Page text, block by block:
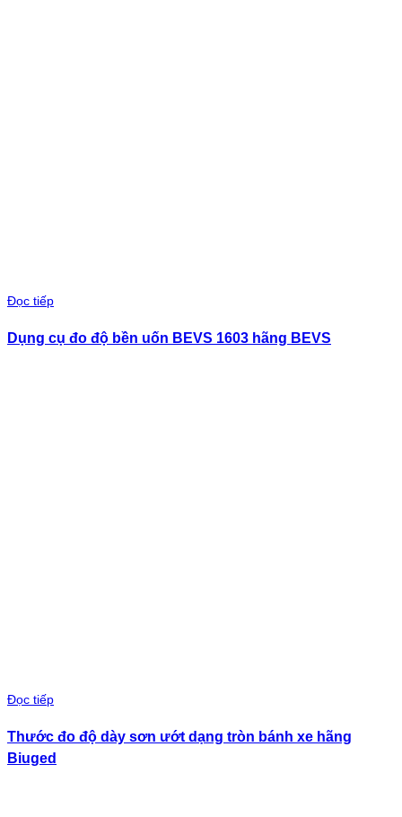
Đọc tiếp
Dụng cụ đo độ bền uốn BEVS 1603 hãng BEVS
Đọc tiếp
Thước đo độ dày sơn ướt dạng tròn bánh xe hãng
Biuged